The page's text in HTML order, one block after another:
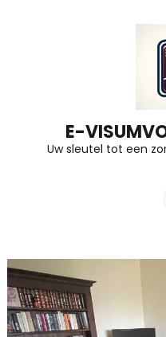
E-
Uw sleutel tot een